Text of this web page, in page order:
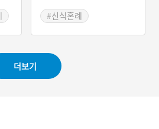
여
정
가
혼식을 올리는 사람의 대부
분이 비기독교인이다. 이것
이 불합리하다고 하여 새로
되는데, 이때 등장한 것이
계명구락부식이다. 이 양식
은 사회식 혼인을 대표한다.
#신식혼례
더보기